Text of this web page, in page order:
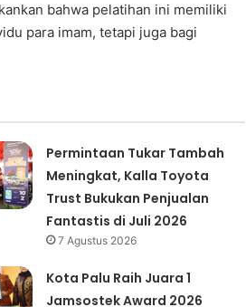
bahwa pelatihan ini memiliki
para imam, tetapi juga bagi
Permintaan Tukar Tambah
Meningkat, Kalla Toyota
Trust Bukukan Penjualan
Fantastis di Juli 2026
7 Agustus 2026
Kota Palu Raih Juara 1
Jamsostek Award 2026